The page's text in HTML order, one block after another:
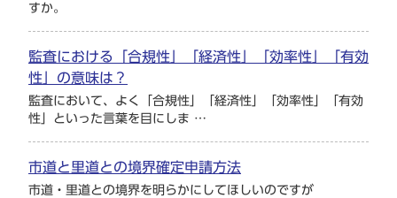
すか。
監査における「合規性」「経済性」「効率性」「有効
性」の意味は？
監査において、よく「合規性」「経済性」「効率性」「有効
性」といった言葉を目にしま …
市道と里道との境界確定申請方法
市道・里道との境界を明らかにしてほしいのですが